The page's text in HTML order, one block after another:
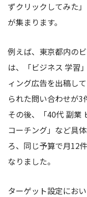
ずクリックしてみた
が集まります。
例えば、東京都内の
は、「ビジネス 学習
ィング広告を出稿し
られた問い合わせが3
その後、「40代 副業
コーチング」など具
ろ、同じ予算で月12
なりました。
ターゲット設定にお